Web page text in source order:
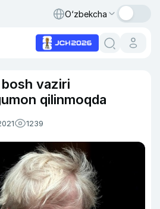
O‘zbekcha
vaziri
qilinmoqda
1239